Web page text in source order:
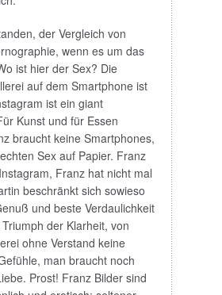
der Vergleich von
wenn es um das
ist hier der Sex? Die
auf dem Smartphone ist
ist ein giant
Kunst und für Essen
braucht keine Smartphones,
Sex auf Papier. Franz
Franz hat nicht mal
beschränkt sich sowieso
und beste Verdaulichkeit
Triumph der Klarheit, von
ohne Verstand keine
man braucht noch
Prost! Franz Bilder sind
und erotisch; seltener
des Aktes zweier